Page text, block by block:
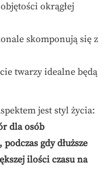
okrągłej
skomponują się z
twarzy idealne będą
jest styl życia:
dla osób
gdy dłuższe
ilości czasu na